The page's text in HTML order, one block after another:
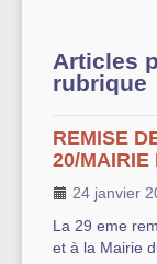
Articles
rubrique
REMISE
20/MAIRIE
24 janvier
La 29 eme
et à la Mairie